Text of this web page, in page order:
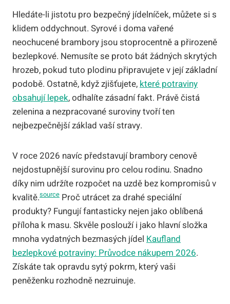
Hledáte-li jistotu pro bezpečný jídelníček, můžete si s
klidem oddychnout. Syrové i doma vařené
neochucené brambory jsou stoprocentně a přirozeně
bezlepkové. Nemusíte se proto bát žádných skrytých
hrozeb, pokud tuto plodinu připravujete v její základní
podobě. Ostatně, když zjišťujete, které potraviny
obsahují lepek, odhalíte zásadní fakt. Právě čistá
zelenina a nezpracované suroviny tvoří ten
nejbezpečnější základ vaší stravy.
V roce 2026 navíc představují brambory cenově
nejdostupnější surovinu pro celou rodinu. Snadno
díky nim udržíte rozpočet na uzdě bez kompromisů v
kvalitě.source Proč utrácet za drahé speciální
produkty? Fungují fantasticky nejen jako oblíbená
příloha k masu. Skvěle poslouží i jako hlavní složka
mnoha vydatných bezmasých jídel Kaufland
bezlepkové potraviny: Průvodce nákupem 2026.
Získáte tak opravdu sytý pokrm, který vaši
peněženku rozhodně nezruinuje.